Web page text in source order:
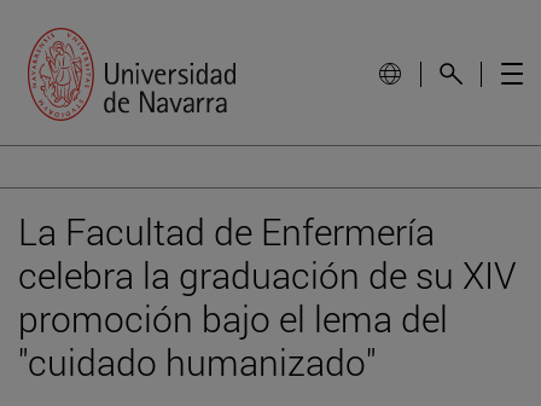
La Facultad de Enfermería
celebra la graduación de su XIV
promoción bajo el lema del
"cuidado humanizado"